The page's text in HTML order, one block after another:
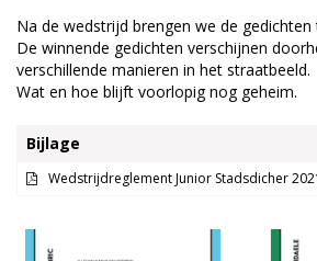
Na de wedstrijd brengen we de
De winnende gedichten verschijnen
verschillende manieren in het straatbeeld.
Wat en hoe blijft voorlopig nog geheim.
Bijlage
Wedstrijdreglement Junior Stadsdicher